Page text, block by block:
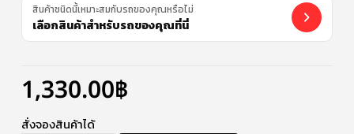
สินค้าชนิดนี้เหมาะสมกับรถของคุณหรือไม่
เลือกสินค้าสำหรับรถของคุณที่นี่
1,330.00฿
สั่งจองสินค้าได้